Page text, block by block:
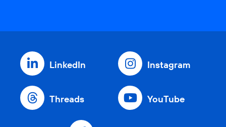
LinkedIn Instagram
Threads YouTube